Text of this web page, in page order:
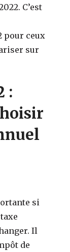
C’est
pour ceux
sur
:
si
Il
de